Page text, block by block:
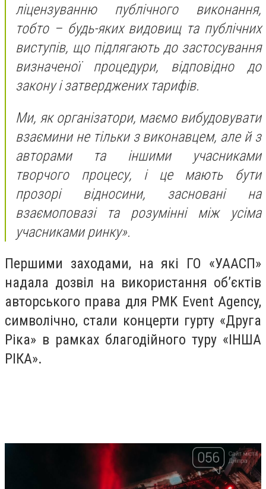
ліцензуванню публічного виконання,
тобто – будь-яких видовищ та публічних
виступів, що підлягають до застосування
визначеної процедури, відповідно до
закону і затверджених тарифів.
Ми, як організатори, маємо вибудовувати
взаємини не тільки з виконавцем, але й з
авторами та іншими учасниками
творчого процесу, і це мають бути
прозорі відносини, засновані на
взаємоповазі та розумінні між усіма
учасниками ринку».
Першими заходами, на які ГО «УААСП»
надала дозвіл на використання обʼєктів
авторського права для PMK Event Agency,
символічно, стали концерти гурту «Друга
Ріка» в рамках благодійного туру «ІНША
РІКА».